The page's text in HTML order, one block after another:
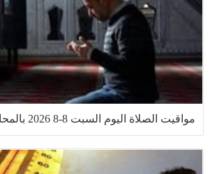
مواقيت الصلاة اليوم السبت 8-8 2026 بالمحافظات